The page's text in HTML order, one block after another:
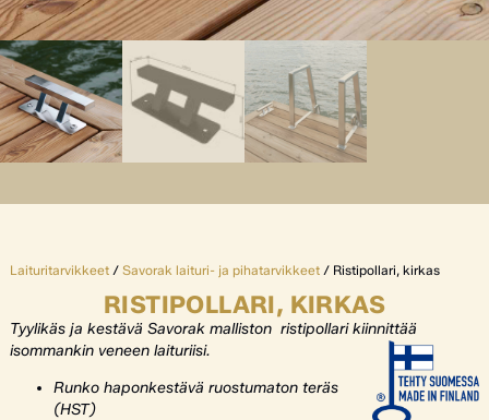
Laituritarvikkeet/ Savorak laituri- ja pihatarvikkeet/ Ristipollari, kirkas
RISTIPOLLARI, KIRKAS
Tyylikäs ja kestävä Savorak malliston ristipollari kiinnittää
isommankin veneen laituriisi.
Runko haponkestävä ruostumaton teräs
(HST)